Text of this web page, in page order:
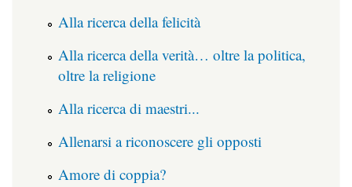
Alla ricerca della felicità
Alla ricerca della verità… oltre la politica,
oltre la religione
Alla ricerca di maestri...
Allenarsi a riconoscere gli opposti
Amore di coppia?